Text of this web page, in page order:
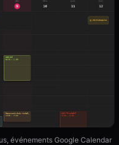
événements Google Calendar